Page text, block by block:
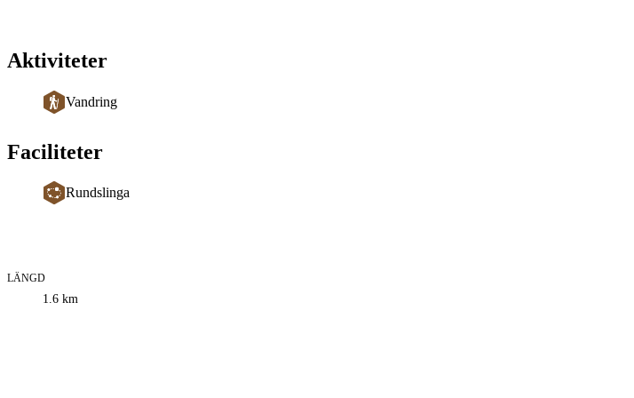
Aktiviteter
Vandring
Faciliteter
Rundslinga
Information
LÄNGD
1.6 km